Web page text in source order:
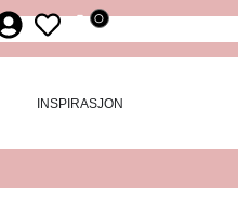
0
INSPIRASJON